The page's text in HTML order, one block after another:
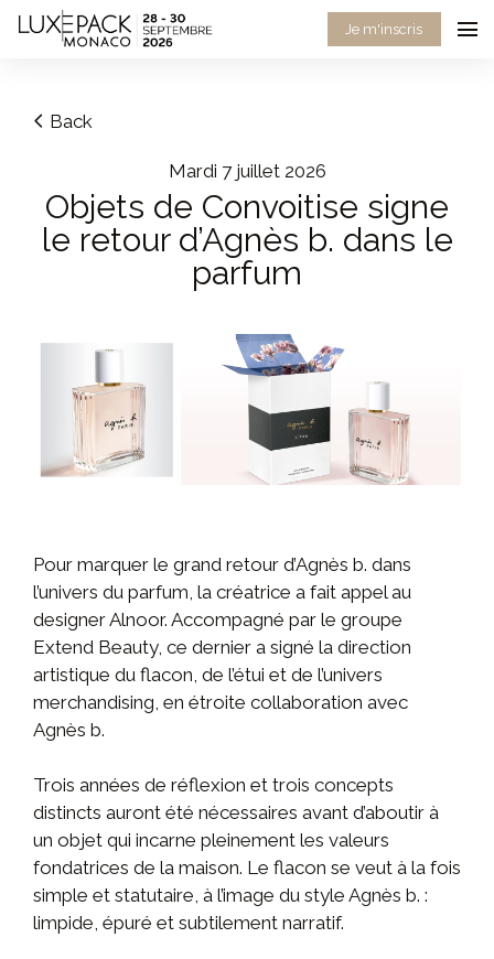
Consent choices
Je m'inscris
Back
mardi 7 juillet 2026
Objets de Convoitise signe
le retour d’Agnès b. dans le
parfum
Pour marquer le grand retour d’Agnès b. dans
l’univers du parfum, la créatrice a fait appel au
designer Alnoor. Accompagné par le groupe
Extend Beauty, ce dernier a signé la direction
artistique du flacon, de l’étui et de l’univers
merchandising, en étroite collaboration avec
Agnès b.
Trois années de réflexion et trois concepts
distincts auront été nécessaires avant d’aboutir à
un objet qui incarne pleinement les valeurs
fondatrices de la maison. Le flacon se veut à la fois
simple et statutaire, à l’image du style Agnès b. :
limpide, épuré et subtilement narratif.